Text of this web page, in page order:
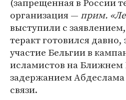
организация — прим.
выступили с
теракт готовился давно,
участие Бельгии в
исламистов на Ближнем
задержанием Абдеслама
связи.